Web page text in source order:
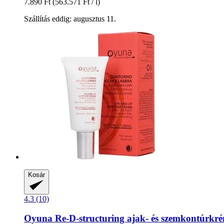
Szállítás eddig: augusztus 11.
Kosár
4.3 (10)
Oyuna Re-​D-​structuring ajak-​ és